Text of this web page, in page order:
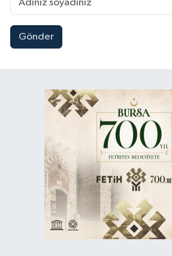
Gönder